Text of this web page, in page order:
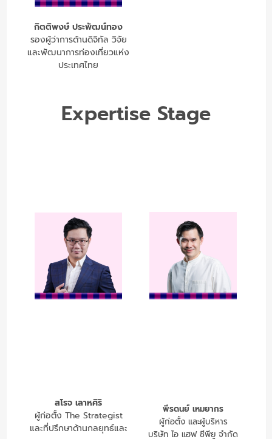
กิตติพงษ์ ประพัฒน์ทอง
รองผู้ว่าการด้านดิจิทัล วิจัย
และพัฒนาการท่องเที่ยวแห่ง
ประเทศไทย
Expertise Stage
สโรจ เลาหศิริ
ผู้ก่อตั้ง The Strategist
และที่ปรึกษาด้านกลยุทธ์และ
พีรดนย์ เหมยากร
ผู้ก่อตั้ง และผู้บริหาร
บริษัท ไอ แฮฟ ซีพียู จำกัด